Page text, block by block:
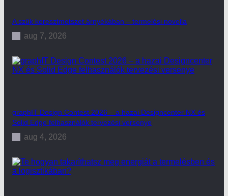
A szűk keresztmetszet árnyékában – termelési novella
aug 7, 2026
graphIT Design Contest 2026 – a hazai Designcenter NX és
Solid Edge felhasználók tervezési versenye
aug 4, 2026